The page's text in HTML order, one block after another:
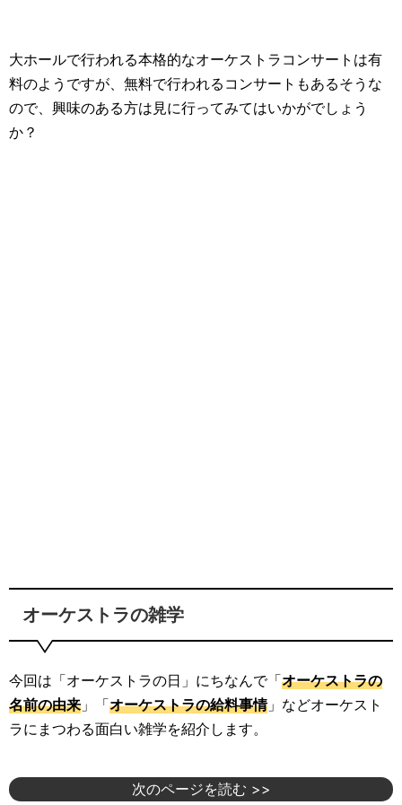
大ホールで行われる本格的なオーケストラコンサートは有
料のようですが、無料で行われるコンサートもあるそうな
ので、興味のある方は見に行ってみてはいかがでしょう
か？
オーケストラの雑学
今回は「オーケストラの日」にちなんで「オーケストラの
名前の由来 」「オーケストラの給料事情」などオーケスト
ラにまつわる面白い雑学を紹介します。
次のページを読む >>